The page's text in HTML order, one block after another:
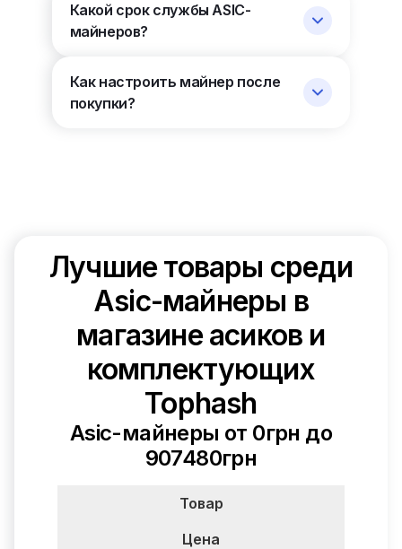
Какой срок службы ASIC-
майнеров?
Как настроить майнер после
покупки?
Лучшие товары среди
Asic-майнеры в
магазине асиков и
комплектующих
Tophash
Asic-майнеры от 0грн до
907480грн
Товар
Цена